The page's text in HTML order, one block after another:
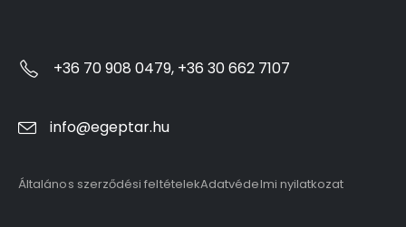
+36 70 908 0479, +36 30 662 7107
info@egeptar.hu
Általános szerződési feltételekAdatvédelmi nyilatkozat